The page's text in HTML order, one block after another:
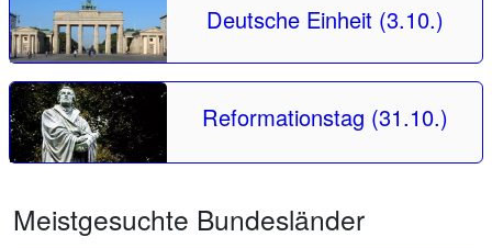
Deutsche Einheit (3.10.)
Reformationstag (31.10.)
Meistgesuchte Bundesländer